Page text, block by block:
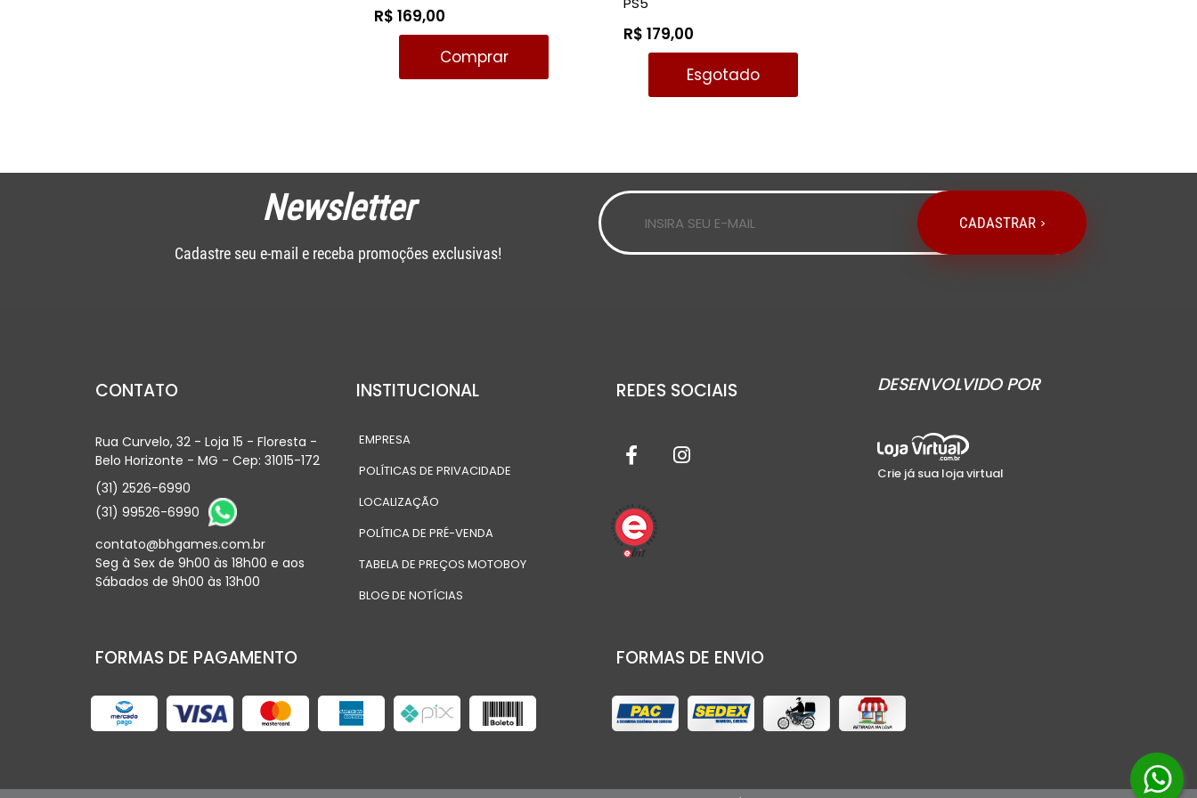
R$ 169,00
Comprar
R$ 179,00
Esgotado
Newsletter
Cadastre seu e-mail e receba promoções exclusivas!
CADASTRAR
CONTATO
Rua Curvelo, 32 - Loja 15 - Floresta -
Belo Horizonte - MG - Cep: 31015-172
(31) 2526-6990
(31) 99526-6990
contato@bhgames.com.br
Seg à Sex de 9h00 às 18h00 e aos
Sábados de 9h00 às 13h00
INSTITUCIONAL
EMPRESA
POLÍTICAS DE PRIVACIDADE
LOCALIZAÇÃO
POLÍTICA DE PRÉ-VENDA
TABELA DE PREÇOS MOTOBOY
BLOG DE NOTÍCIAS
REDES SOCIAIS DESENVOLVIDO POR
Crie já sua loja virtual
FORMAS DE PAGAMENTO FORMAS DE ENVIO